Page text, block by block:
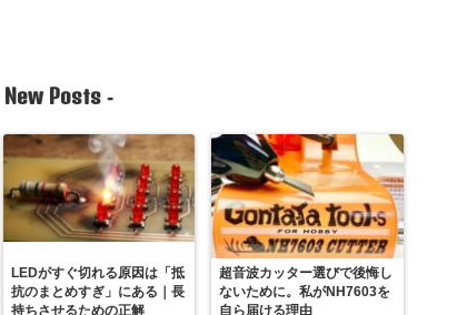
New Posts -
LEDがすぐ切れる原因は「抵
抗のまとめすぎ」にある｜長
持ちさせるための正解
超音波カッター選びで後悔し
ないために。私がNH7603を
自ら届ける理由